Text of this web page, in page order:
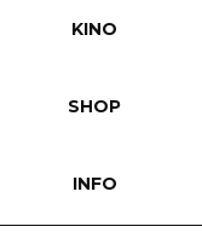
KINO
SHOP
INFO